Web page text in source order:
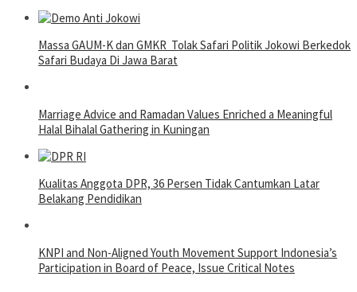
Massa GAUM-K dan GMKR Tolak Safari Politik Jokowi Berkedok
Safari Budaya Di Jawa Barat
Marriage Advice and Ramadan Values Enriched a Meaningful
Halal Bihalal Gathering in Kuningan
Kualitas Anggota DPR, 36 Persen Tidak Cantumkan Latar
Belakang Pendidikan
KNPI and Non-Aligned Youth Movement Support Indonesia’s
Participation in Board of Peace, Issue Critical Notes